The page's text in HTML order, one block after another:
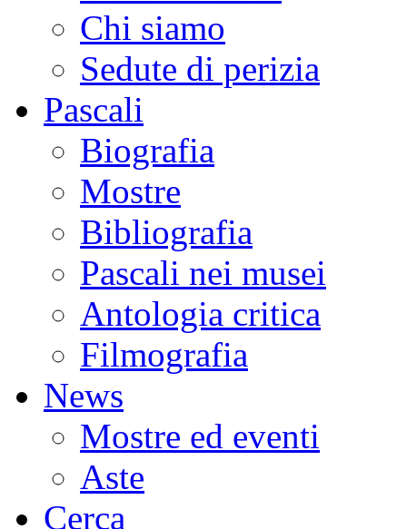
Chi siamo
Sedute di perizia
Pascali
Biografia
Mostre
Bibliografia
Pascali nei musei
Antologia critica
Filmografia
News
Mostre ed eventi
Aste
Cerca